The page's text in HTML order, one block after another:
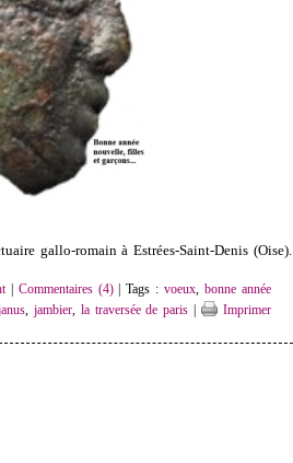
gallo-romain à Estrées-Saint-Denis (Oise).
| Commentaires (4)| Tags : voeux, bonne année
, jambier, la traversée de paris Imprimer